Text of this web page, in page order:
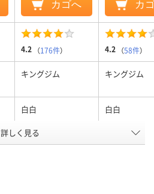
カゴへ カ
4.2 （176件） 4.2 （58件）
キングジム キングジム
白白 白白
黒黒
詳しく見る